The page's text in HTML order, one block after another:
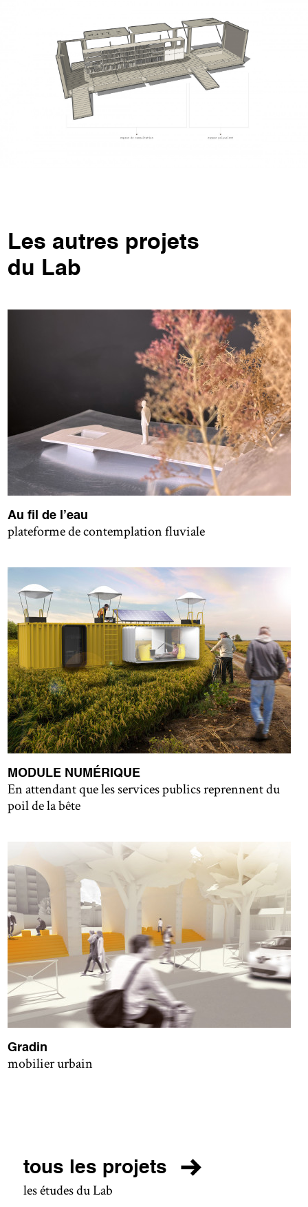
Les autres projets
du Lab
Au fil de l’eau
plateforme de contemplation fluviale
MODULE NUMÉRIQUE
En attendant que les services publics reprennent du
poil de la bête
Gradin
mobilier urbain
tous les projets
les études du Lab